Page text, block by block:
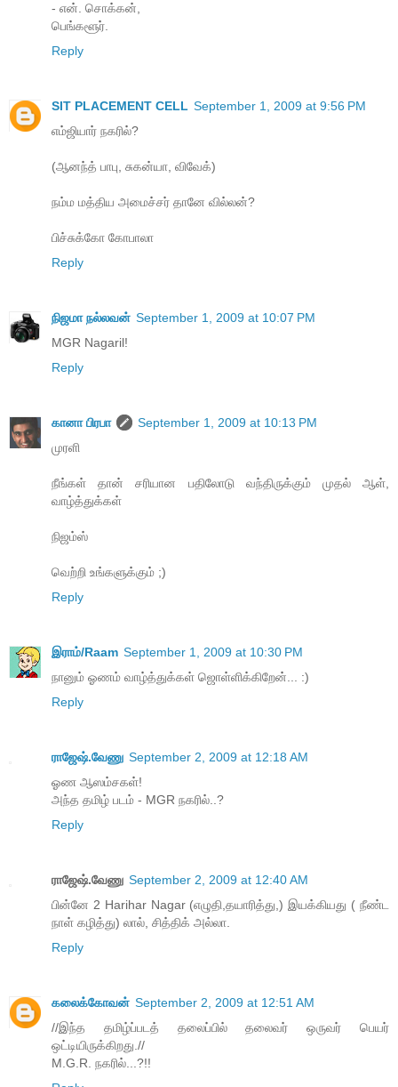
- என். சொக்கன்,
பெங்களூர்.
Reply
SIT PLACEMENT CELL September 1, 2009 at 9:56 PM
எம்ஜியார் நகரில்?
(ஆனந்த் பாபு, சுகன்யா, விவேக்)
நம்ம மத்திய அமைச்சர் தானே வில்லன்?
பிச்சுக்கோ கோபாலா
Reply
நிஜமா நல்லவன் September 1, 2009 at 10:07 PM
MGR Nagaril!
Reply
கானா பிரபா
September 1, 2009 at 10:13 PM
முரளி
நீங்கள் தான் சரியான பதிலோடு வந்திருக்கும் முதல் ஆள்,
வாழ்த்துக்கள்
நிஜம்ஸ்
வெற்றி உங்களுக்கும் ;)
Reply
இராம்/Raam September 1, 2009 at 10:30 PM
நானும் ஓணம் வாழ்த்துக்கள் ஜொள்ளிக்கிறேன்... :)
Reply
ராஜேஷ்.வேணு September 2, 2009 at 12:18 AM
ஓண ஆஸம்சகள்!
அந்த தமிழ் படம் - MGR நகரில்..?
Reply
ராஜேஷ்.வேணு September 2, 2009 at 12:40 AM
பின்னே 2 Harihar Nagar (எழுதி,தயாரித்து,) இயக்கியது ( நீண்ட
நாள் கழித்து) லால், சித்திக் அல்லா.
Reply
கலைக்கோவன் September 2, 2009 at 12:51 AM
//இந்த தமிழ்ப்படத் தலைப்பில் தலைவர் ஒருவர் பெயர்
ஒட்டியிருக்கிறது.//
M.G.R. நகரில்...?!!